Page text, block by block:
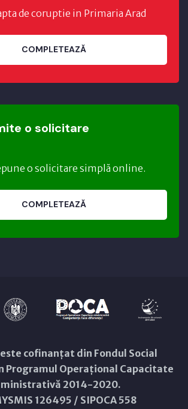
de coruptie in Primaria Arad
COMPLETEAZĂ
o solicitare
o solicitare simplă online.
COMPLETEAZĂ
cofinanțat din Fondul Social
Programul Operațional Capacitate
2014-2020.
126495 / SIPOCA 558